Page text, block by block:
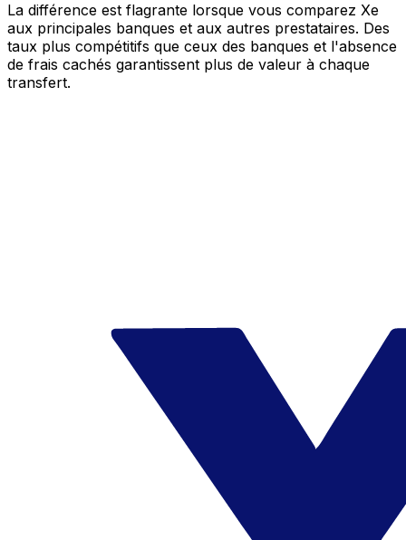
La différence est flagrante lorsque vous comparez Xe
aux principales banques et aux autres prestataires. Des
taux plus compétitifs que ceux des banques et l'absence
de frais cachés garantissent plus de valeur à chaque
transfert.